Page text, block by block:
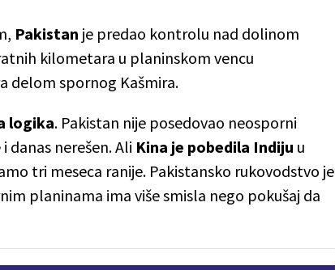
Pakistan je predao kontrolu nad dolinom
kilometara u planinskom vencu
delom spornog Kašmira.
logika. Pakistan nije posedovao neosporni
danas nerešen. Ali Kina je pobedila Indiju u
tri meseca ranije. Pakistansko rukovodstvo je
planinama ima više smisla nego pokušaj da